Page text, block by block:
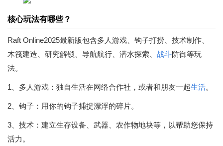
核心玩法有哪些？
Raft Online2025最新版包含多人游戏、钩子打捞、技术制作、
木筏建造、研究解锁、导航航行、潜水探索、 战斗防御等玩
法。
1、多人游戏：独自生活在网络合作社，或者和朋友一起生活。
2、钩子：用你的钩子捕捉漂浮的碎片。
3、技术：建立生存设备、武器、农作物地块等，以帮助您保持
活力。